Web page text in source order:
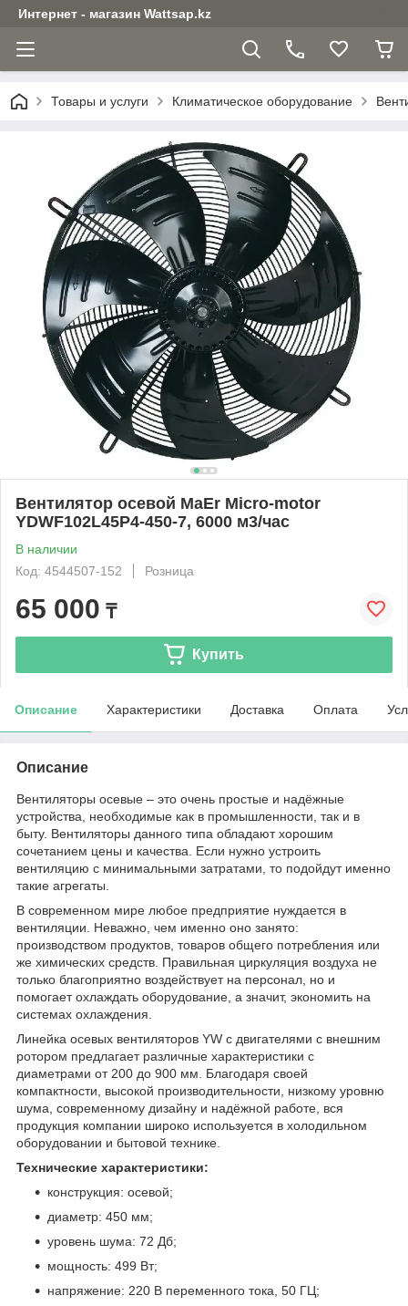
Интернет - магазин Wattsap.kz
Товары и услуги Климатическое оборудование
Вентилятор осевой MaEr Micro-motor
YDWF102L45P4-450-7, 6000 м3/час
В наличии
Код: 4544507-152
Розница
65 000 ₸
Купить
Описание Характеристики Доставка Оплата
Описание
Вентиляторы осевые – это очень простые и надёжные
устройства, необходимые как в промышленности, так и в
быту. Вентиляторы данного типа обладают хорошим
сочетанием цены и качества. Если нужно устроить
вентиляцию с минимальными затратами, то подойдут именно
такие агрегаты.
В современном мире любое предприятие нуждается в
вентиляции. Неважно, чем именно оно занято:
производством продуктов, товаров общего потребления или
же химических средств. Правильная циркуляция воздуха не
только благоприятно воздействует на персонал, но и
помогает охлаждать оборудование, а значит, экономить на
системах охлаждения.
Линейка осевых вентиляторов YW с двигателями с внешним
ротором предлагает различные характеристики с
диаметрами от 200 до 900 мм. Благодаря своей
компактности, высокой производительности, низкому уровню
шума, современному дизайну и надёжной работе, вся
продукция компании широко используется в холодильном
оборудовании и бытовой технике.
Технические характеристики:
конструкция: осевой;
диаметр: 450 мм;
уровень шума: 72 Дб;
мощность: 499 Вт;
напряжение: 220 В переменного тока, 50 ГЦ;